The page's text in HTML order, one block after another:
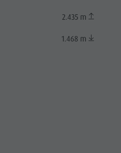
2.435 m
1.468 m